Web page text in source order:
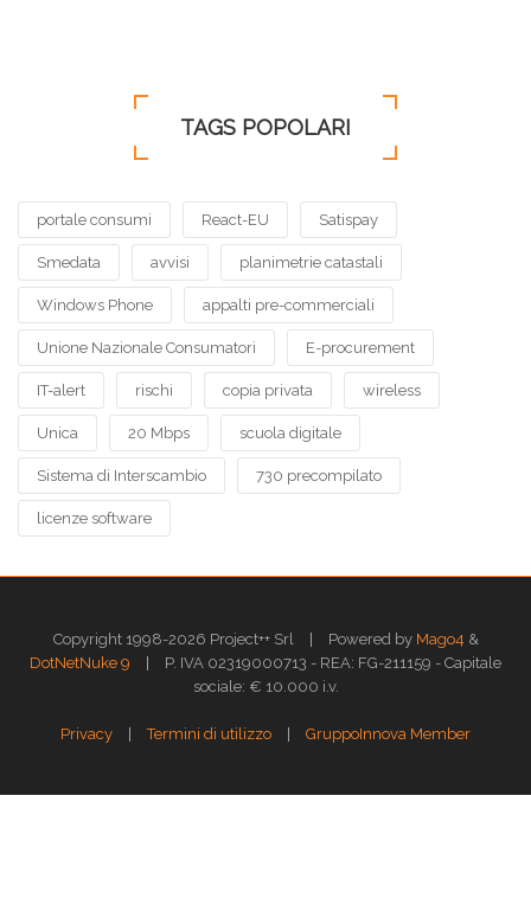
TAGS POPOLARI
portale consumi React-EU Satispay
Smedata avvisi planimetrie catastali
Windows Phone appalti pre-commerciali
Unione Nazionale Consumatori E-procurement
IT-alert rischi copia privata wireless
Unica 20 Mbps scuola digitale
Sistema di Interscambio 730 precompilato
licenze software
Copyright 1998-2026 Project++ Srl | Powered by Mago4 &
DotNetNuke 9
|
P. IVA 02319000713 - REA: FG-211159 - Capitale
sociale: € 10.000 i.v.
Privacy | Termini di utilizzo | GruppoInnova Member